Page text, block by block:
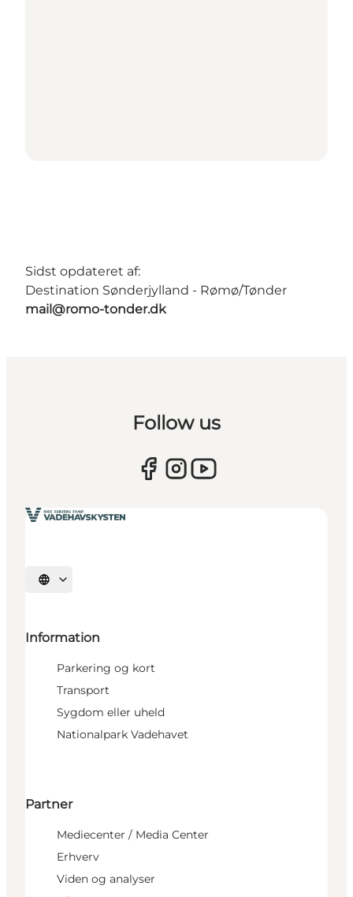
Sidst opdateret af:
Destination Sønderjylland - Rømø/Tønder
mail@romo-tonder.dk
Follow us
Vælg sprog
Information
Parkering og kort
Transport
Sygdom eller uheld
Nationalpark Vadehavet
Partner
Mediecenter / Media Center
Erhverv
Viden og analyser